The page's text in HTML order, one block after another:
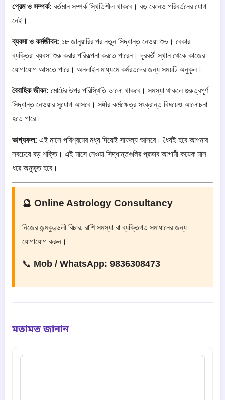
প্রেম ও সম্পর্ক: বর্তমান সম্পর্ক স্থিতিশীল থাকবে। বড় কোনও পরিবর্তনের যোগ
নেই।
ব্যবসা ও কর্মজীবন: ১৮ জানুয়ারির পর নতুন সিদ্ধান্ত নেওয়া শুভ। বেকার
ব্যক্তিরা ব্যবসা শুরু করার পরিকল্পনা করতে পারেন। দূরবর্তী স্থান থেকে কাজের
যোগাযোগ আসতে পারে। অনলাইন মাধ্যমে কর্মরতদের জন্য সময়টি অনুকূল।
বৈবাহিক জীবন: মোটের উপর পরিস্থিতি ভালো থাকবে। সমস্যা থাকলে গুরুত্বপূর্ণ
সিদ্ধান্ত নেওয়ার সুযোগ আসবে। সঙ্গীর কর্মক্ষেত্র সংক্রান্ত বিষয়েও আলোচনা
হতে পারে।
ভাগ্যফল: এই মাসে পরিশ্রমের মধ্য দিয়েই সাফল্য আসবে। ধৈর্যই হবে আপনার
সবচেয়ে বড় শক্তি। এই মাসে নেওয়া সিদ্ধান্তগুলির প্রভাব আগামী কয়েক মাস
ধরে অনুভূত হবে।
🔮 Online Astrology Consultancy
নিজের জন্মকুণ্ডলী বিচার, রাশি সমস্যা বা ব্যক্তিগত সমাধানের জন্য
যোগাযোগ করুন।
📞 Mob / WhatsApp: 9836308473
মতামত জানান